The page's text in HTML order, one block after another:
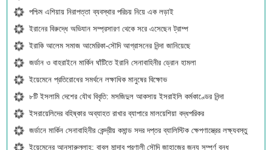
পশ্চিম এশিয়ায় নিরাপত্তা ব্যবস্থার পরিচয় নিয়ে এক লড়াই
ইরানের বিরুদ্ধে অভিযান সম্প্রসারণ থেকে সরে এসেছেন ট্রাম্প
ইরাকি আলেম সমাজ আমেরিকা-সৌদি আগ্রাসনের নিন্দা জানিয়েছে
জর্ডান ও বাহরাইনে মার্কিন ঘাঁটিতে ইরানি সেনাবাহিনীর ড্রোন হামলা
ইয়েমেনে প্রতিরোধের সমর্থনে লক্ষাধিক মানুষের বিক্ষোভ
৮টি ইসলামি দেশের যৌথ বিবৃতি: মসজিদুল আকসায় ইসরাইলি কর্মকাণ্ডের নিন্দা
ইসরায়েলিদের বহিষ্কার অব্যাহত রাখার ব্যাপারে মালয়েশিয়া বদ্ধপরিকর
জর্ডানে মার্কিন সেনাবাহিনীর কেন্দ্রীয় কমান্ড সদর দপ্তর ব্যালিস্টিক ক্ষেপণাস্ত্রের লক্ষ্যবস্তু
ইয়েমেনের আনসারুল্লাহ: বাবুল মান্দাব প্রণালী সৌদি জাহাজের জন্য সম্পূর্ণ বন্ধ